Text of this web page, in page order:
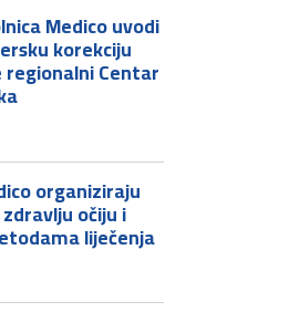
Medico uvodi
korekciju
Centar
organiziraju
očiju i
liječenja